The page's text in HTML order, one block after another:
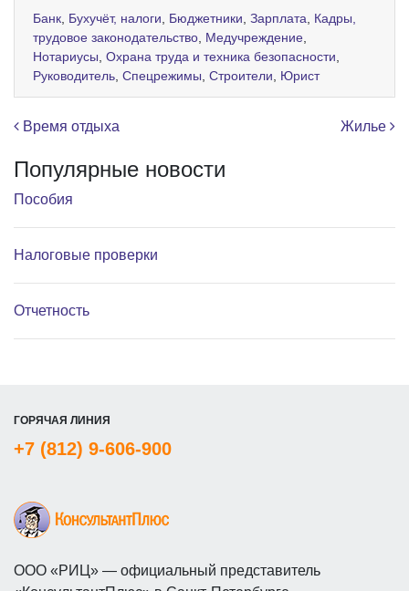
Банк Бухучёт, налоги Бюджетники Зарплата
Кадры,
трудовое законодательство Медучреждение
Нотариусы Охрана труда и техника безопасности
Руководитель Спецрежимы Строители Юрист
Навигация по записям
Время отдыха Жилье
Популярные новости
Пособия
Налоговые проверки
Отчетность
ГОРЯЧАЯ ЛИНИЯ
+7 (812) 9-606-900
ООО «РИЦ» — официальный представитель